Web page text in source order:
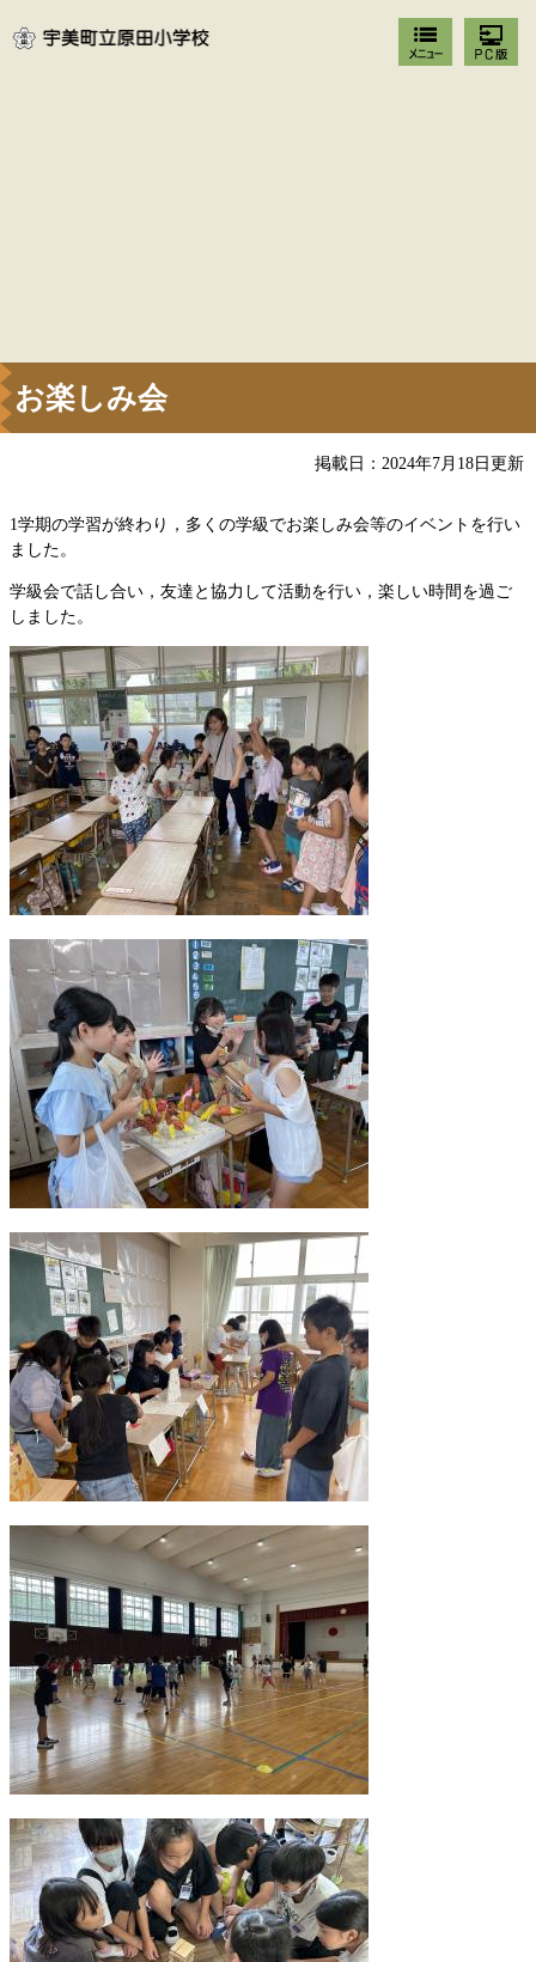
お楽しみ会
掲載日：2024年7月18日更新
1学期の学習が終わり，多くの学級でお楽しみ会等のイベントを行い
ました。
学級会で話し合い，友達と協力して活動を行い，楽しい時間を過ご
しました。